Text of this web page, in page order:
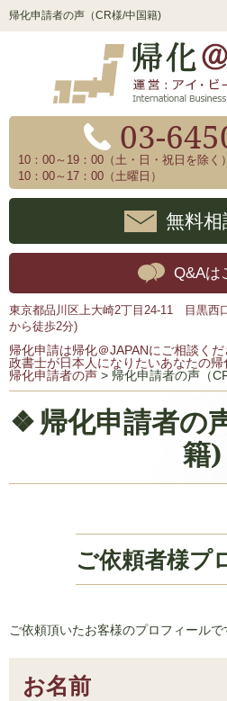
帰化申請者の声（CR様/中国籍)
03-
10：00～19：00（土・日・祝日を除く）
10：00～17：00（土曜日）
無料
Q&Aは
東京都品川区上大崎2丁目24-11 目黒西
から徒歩2分)
帰化申請は帰化＠JAPANにご相談く
政書士が日本人になりたいあなたの帰
帰化申請者の声 > 帰化申請者の声（
帰化申請者の
籍)
ご依頼者様プ
ご依頼頂いたお客様のプロフィールで
お名前